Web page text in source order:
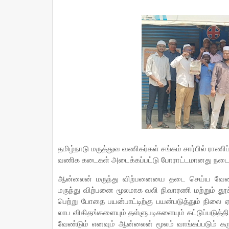
தமிழ்நாடு மருத்துவ வணிகர்கள் சங்கம் சார்பில்
வணிக கடைகள் அடைக்கப்பட்டு போராட்டமானது
ஆன்லைன் மருந்து விற்பனையை தடை செய்ய
மருந்து விற்பனை மூலமாக வலி நிவாரணி
பெற்று போதை பயன்பாட்டிற்கு பயன்படுத்தும் நிலை
லாப விகிதங்களையும் தள்ளுபடிகளையும்
வேண்டும் எனவும் ஆன்லைன் மூலம் வாங்கப்படும்